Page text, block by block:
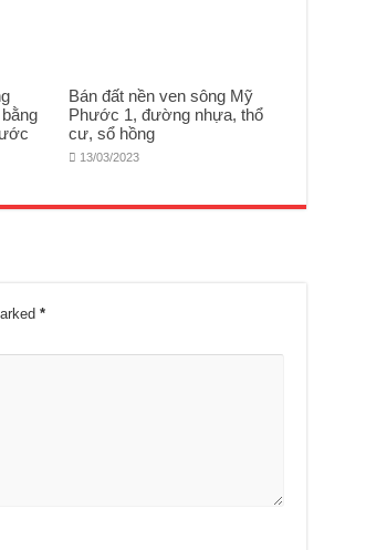
Bán đất nền ven sông Mỹ
Phước 1, đường nhựa, thổ
cư, sổ hồng
13/03/2023
*